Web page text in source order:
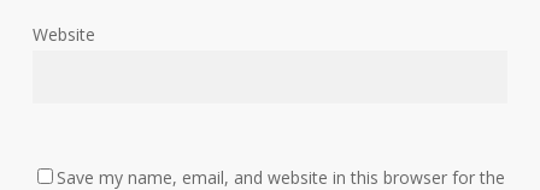
Website
Save my name, email, and website in this browser for the